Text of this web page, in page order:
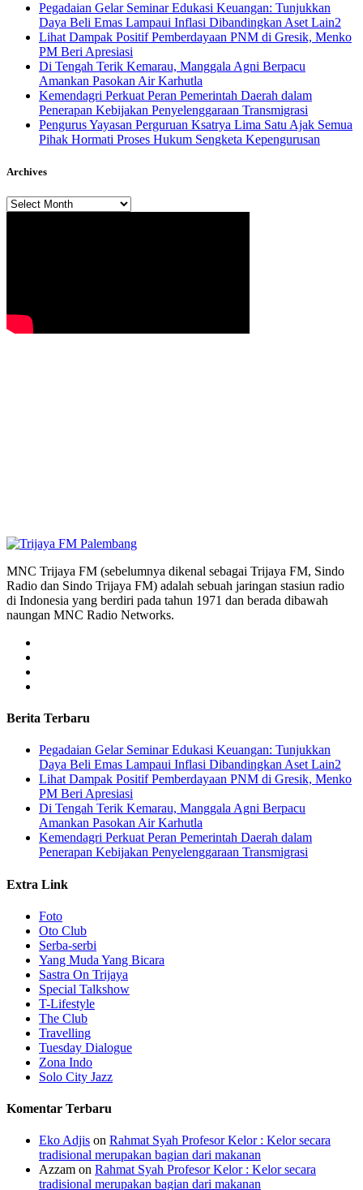
Pegadaian Gelar Seminar Edukasi Keuangan: Tunjukkan
Daya Beli Emas Lampaui Inflasi Dibandingkan Aset Lain2
Lihat Dampak Positif Pemberdayaan PNM di Gresik, Menko
PM Beri Apresiasi
​Di Tengah Terik Kemarau, Manggala Agni Berpacu
Amankan Pasokan Air Karhutla
Kemendagri Perkuat Peran Pemerintah Daerah dalam
Penerapan Kebijakan Penyelenggaraan Transmigrasi
Pengurus Yayasan Perguruan Ksatrya Lima Satu Ajak Semua
Pihak Hormati Proses Hukum Sengketa Kepengurusan
Archives
Archives
MNC Trijaya FM (sebelumnya dikenal sebagai Trijaya FM, Sindo
Radio dan Sindo Trijaya FM) adalah sebuah jaringan stasiun radio
di Indonesia yang berdiri pada tahun 1971 dan berada dibawah
naungan MNC Radio Networks.
Berita Terbaru
Pegadaian Gelar Seminar Edukasi Keuangan: Tunjukkan
Daya Beli Emas Lampaui Inflasi Dibandingkan Aset Lain2
Lihat Dampak Positif Pemberdayaan PNM di Gresik, Menko
PM Beri Apresiasi
​Di Tengah Terik Kemarau, Manggala Agni Berpacu
Amankan Pasokan Air Karhutla
Kemendagri Perkuat Peran Pemerintah Daerah dalam
Penerapan Kebijakan Penyelenggaraan Transmigrasi
Extra Link
Foto
Oto Club
Serba-serbi
Yang Muda Yang Bicara
Sastra On Trijaya
Special Talkshow
T-Lifestyle
The Club
Travelling
Tuesday Dialogue
Zona Indo
Solo City Jazz
Komentar Terbaru
Eko Adjis on Rahmat Syah Profesor Kelor : Kelor secara
tradisional merupakan bagian dari makanan
Azzam on Rahmat Syah Profesor Kelor : Kelor secara
tradisional merupakan bagian dari makanan